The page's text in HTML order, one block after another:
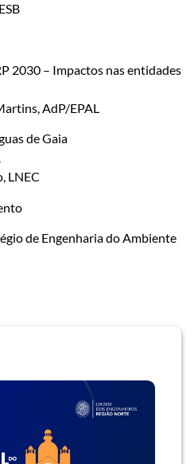
2030 – Impactos nas entidades
AdP/EPAL
de Gaia
LNEC
de Engenharia do Ambiente